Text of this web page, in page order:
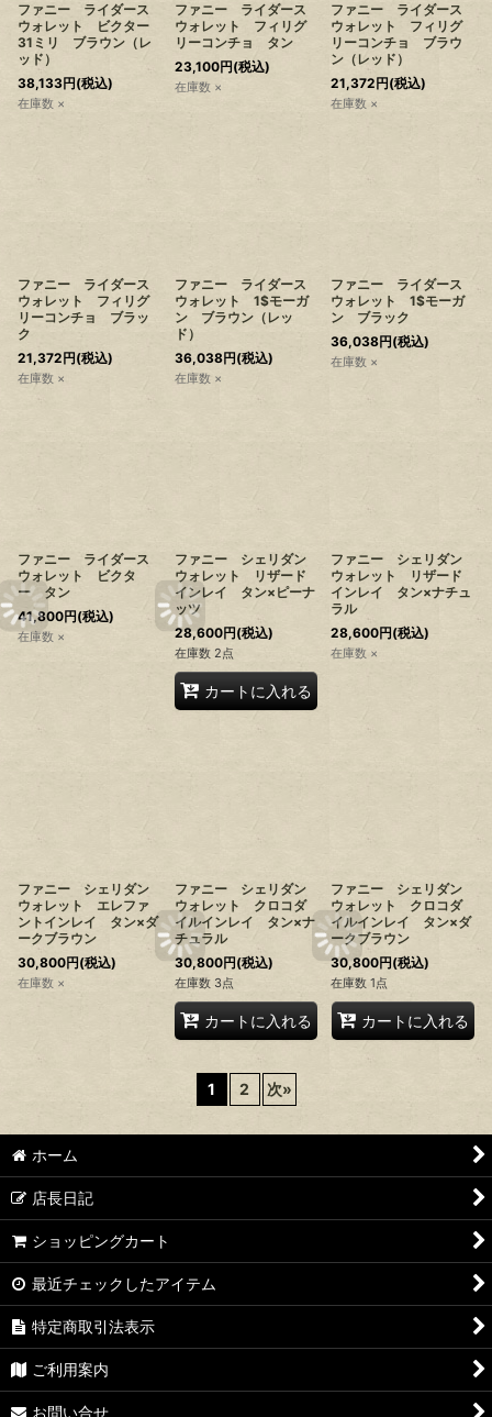
ファニー ライダース
ウォレット ビクター
31ミリ ブラウン（レ
ッド）
38,133円(税込)
在庫数 ×
ファニー ライダース
ウォレット フィリグ
リーコンチョ タン
23,100円(税込)
在庫数 ×
ファニー ライダース
ウォレット フィリグ
リーコンチョ ブラウ
ン（レッド）
21,372円(税込)
在庫数 ×
ファニー ライダース
ウォレット フィリグ
リーコンチョ ブラッ
ク
21,372円(税込)
在庫数 ×
ファニー ライダース
ウォレット 1$モーガ
ン ブラウン（レッ
ド）
36,038円(税込)
在庫数 ×
ファニー ライダース
ウォレット 1$モーガ
ン ブラック
36,038円(税込)
在庫数 ×
ファニー ライダース
ウォレット ビクタ
ー タン
41,800円(税込)
在庫数 ×
ファニー シェリダン
ウォレット リザード
インレイ タン×ピーナ
ッツ
28,600円(税込)
在庫数 2点
カートに入れる
ファニー シェリダン
ウォレット リザード
インレイ タン×ナチュ
ラル
28,600円(税込)
在庫数 ×
ファニー シェリダン
ウォレット エレファ
ントインレイ タン×ダ
ークブラウン
30,800円(税込)
在庫数 ×
ファニー シェリダン
ウォレット クロコダ
イルインレイ タン×ナ
チュラル
30,800円(税込)
在庫数 3点
カートに入れる
ファニー シェリダン
ウォレット クロコダ
イルインレイ タン×ダ
ークブラウン
30,800円(税込)
在庫数 1点
カートに入れる
1 2 次»
ホーム
店長日記
ショッピングカート
最近チェックしたアイテム
特定商取引法表示
ご利用案内
お問い合せ